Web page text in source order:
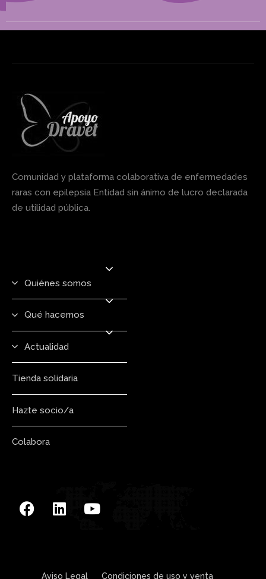
Comunidad y plataforma colaborativa de enfermedades
raras con epilepsia Entidad sin ánimo de lucro declarada
de utilidad pública.
Quiénes somos
Qué hacemos
Actualidad
Tienda solidaria
Hazte socio/a
Colabora
Aviso Legal Condiciones de uso y venta